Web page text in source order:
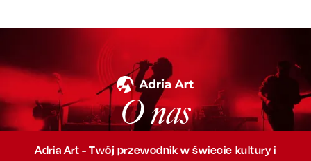
O nas
Adria Art - Twój przewodnik w świecie kultury i